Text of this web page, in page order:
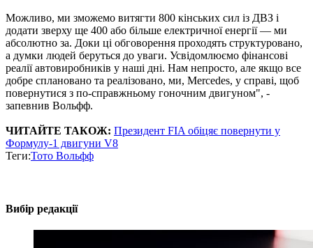
Можливо, ми зможемо витягти 800 кінських сил із ДВЗ і
додати зверху ще 400 або більше електричної енергії — ми
абсолютно за. Доки ці обговорення проходять структуровано,
а думки людей беруться до уваги. Усвідомлюємо фінансові
реалії автовиробників у наші дні. Нам непросто, але якщо все
добре сплановано та реалізовано, ми, Mercedes, у справі, щоб
повернутися з по-справжньому гоночним двигуном", -
запевнив Вольфф.
ЧИТАЙТЕ ТАКОЖ: Президент FIA обіцяє повернути у
Формулу-1 двигуни V8
Теги:Тото Вольфф
Вибір редакції